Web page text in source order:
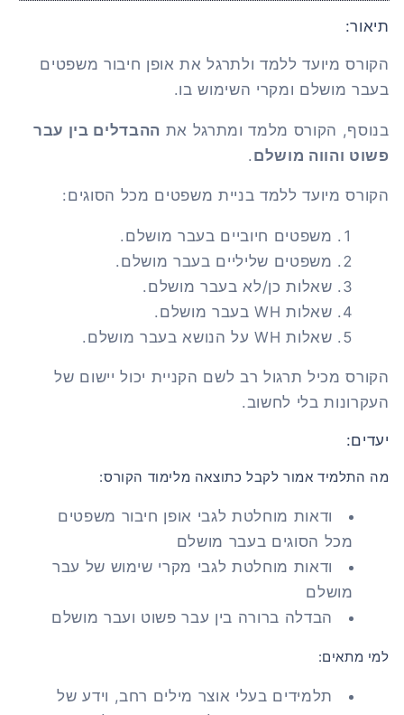
תיאור:
הקורס מיועד ללמד ולתרגל את אופן חיבור משפטים
בעבר מושלם ומקרי השימוש בו.
בנוסף, הקורס מלמד ומתרגל את ההבדלים בין עבר
פשוט והווה מושלם .
הקורס מיועד ללמד בניית משפטים מכל הסוגים:
משפטים חיוביים בעבר מושלם.
משפטים שליליים בעבר מושלם.
שאלות כן/לא בעבר מושלם.
שאלות WH בעבר מושלם.
שאלות WH על הנושא בעבר מושלם.
הקורס מכיל תרגול רב לשם הקניית יכול יישום של
העקרונות בלי לחשוב.
יעדים:
מה התלמיד אמור לקבל כתוצאה מלימוד הקורס:
ודאות מוחלטת לגבי אופן חיבור משפטים
מכל הסוגים בעבר מושלם
ודאות מוחלטת לגבי מקרי שימוש של עבר
מושלם
הבדלה ברורה בין עבר פשוט ועבר מושלם
למי מתאים:
תלמידים בעלי אוצר מילים רחב, וידע של